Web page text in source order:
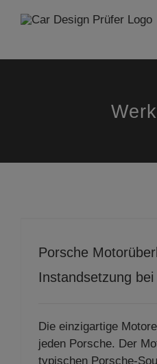
Inhalt
Porsche
Instandsetzung
Die einzigartige
jeden Porsche. Der
typischen Porsche-